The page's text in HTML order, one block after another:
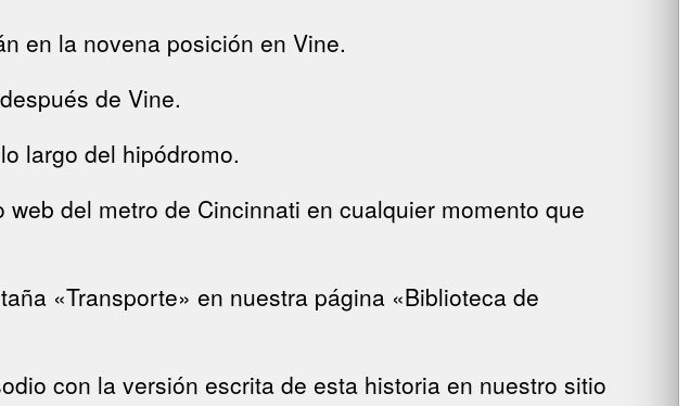
en la novena posición en Vine.
de Vine.
largo del hipódromo.
del metro de Cincinnati en cualquier momento que
«Transporte» en nuestra página «Biblioteca de
con la versión escrita de esta historia en nuestro sitio